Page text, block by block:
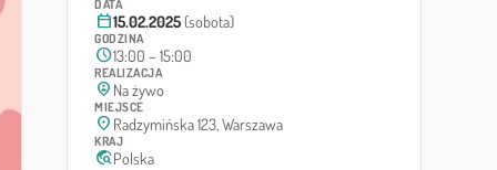
DATA
calendar_today15.02.2025 (sobota)
GODZINA
schedule13:00 – 15:00
REALIZACJA
person_pin_circle Na żywo
MIEJSCE
location_on Radzymińska 123, Warszawa
KRAJ
travel_explorePolska